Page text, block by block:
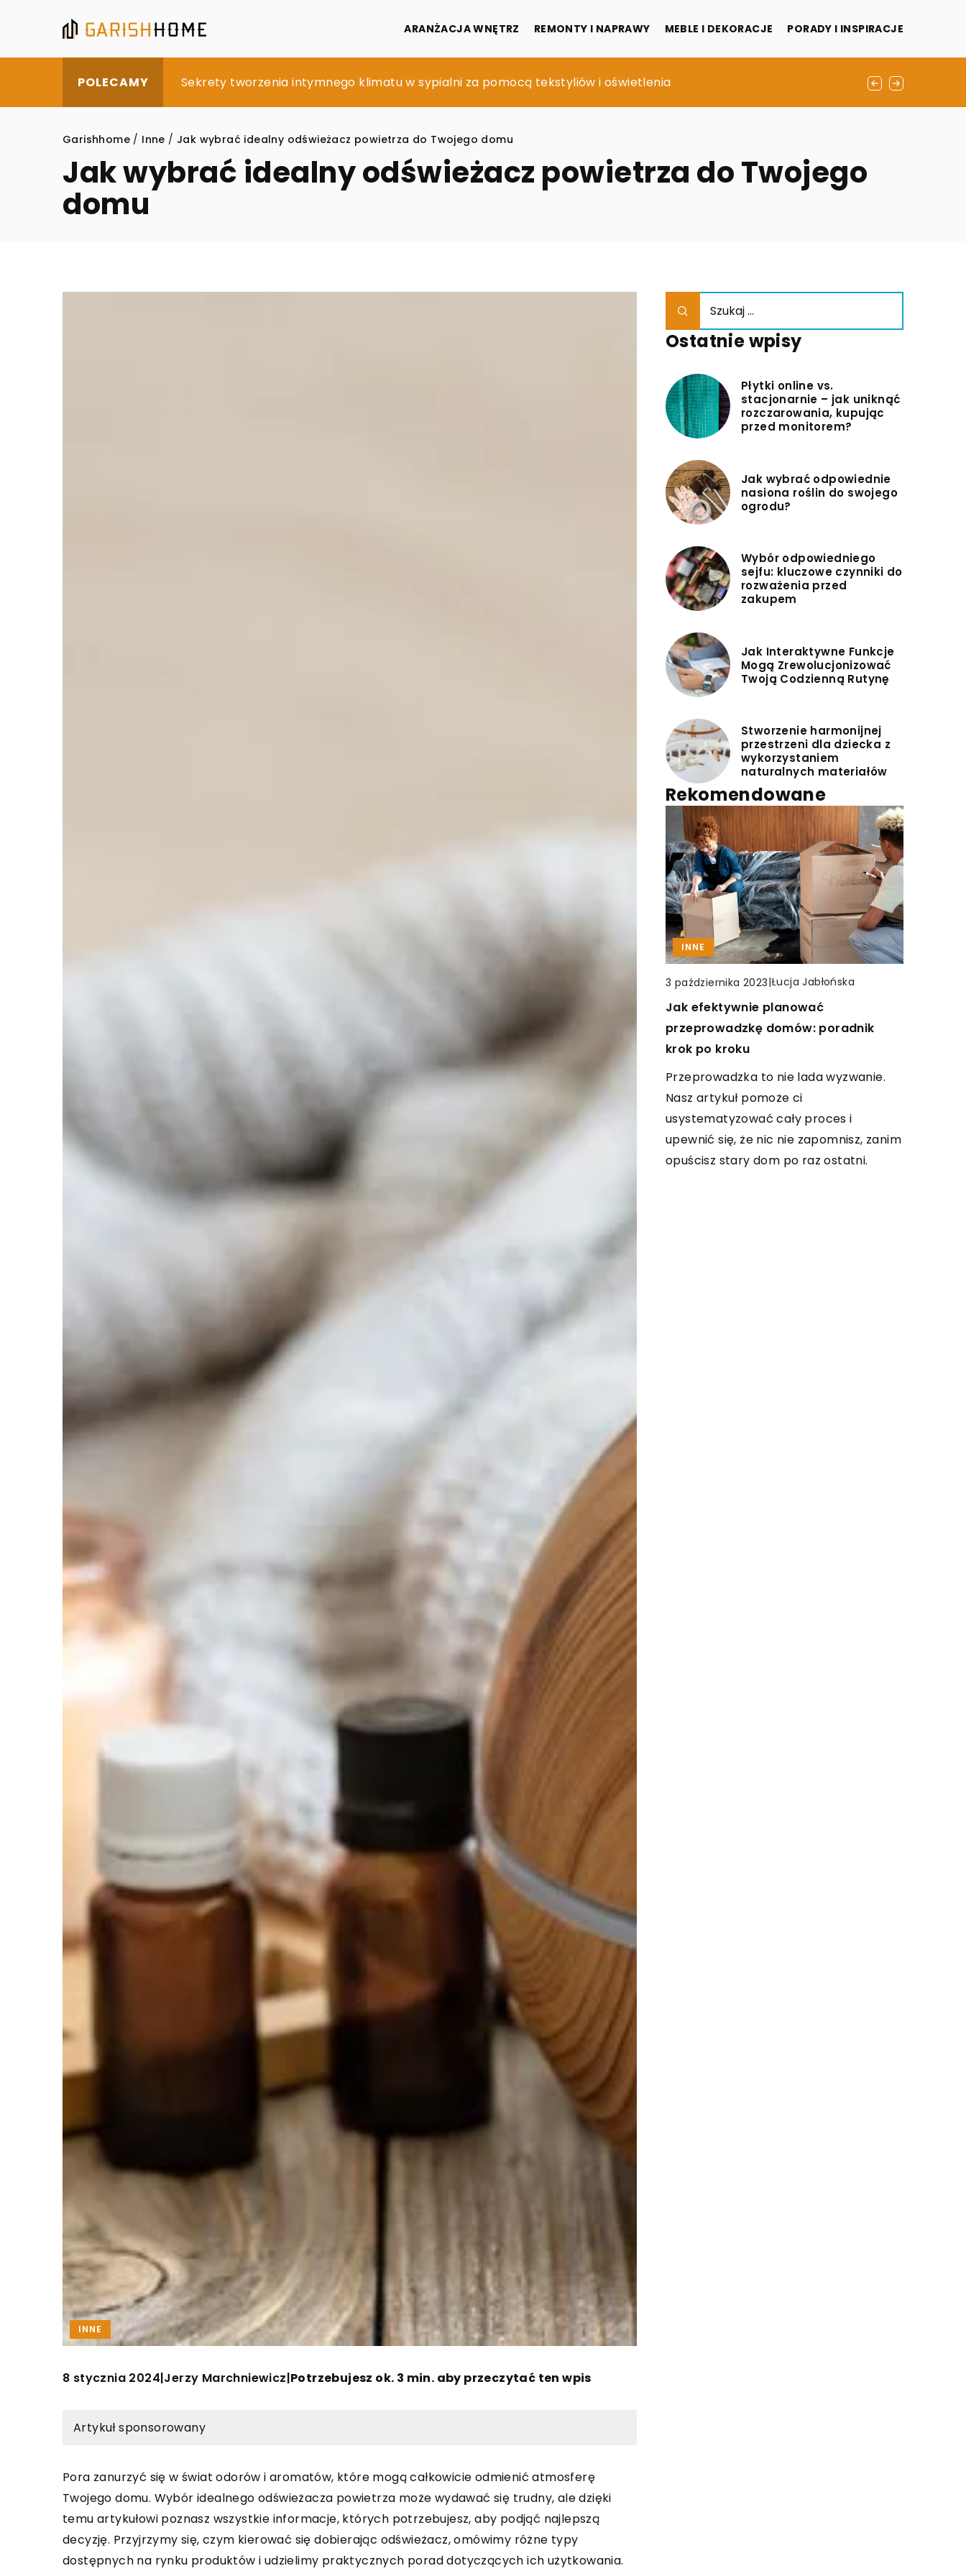
ARANŻACJA WNĘTRZ REMONTY I NAPRAWY MEBLE I DEKORACJE PORADY I INSPIRACJE
POLECAMY Tworzenie harmonijnej przestrzeni dla najmłodszych z wykorzystaniem naturalnych materiałów
Sekrety tworzenia intymnego klimatu w sypialni za pomocą tekstyliów i oświetlenia
Jak wybrać ergonomiczne meble dla zapewnienia maksymalnego komfortu w domu
Garishhome / Inne / Jak wybrać idealny odświeżacz powietrza do Twojego domu
Jak wybrać idealny odświeżacz powietrza do Twojego
domu
INNE
8 stycznia 2024|Jerzy Marchniewicz|Potrzebujesz ok. 3 min. aby przeczytać ten wpis
Artykuł sponsorowany
Pora zanurzyć się w świat odorów i aromatów, które mogą całkowicie odmienić atmosferę
Twojego domu. Wybór idealnego odświeżacza powietrza może wydawać się trudny, ale dzięki
temu artykułowi poznasz wszystkie informacje, których potrzebujesz, aby podjąć najlepszą
decyzję. Przyjrzymy się, czym kierować się dobierając odświeżacz, omówimy różne typy
dostępnych na rynku produktów i udzielimy praktycznych porad dotyczących ich użytkowania.
Ostatnie wpisy
Płytki online vs.
stacjonarnie – jak uniknąć
rozczarowania, kupując
przed monitorem?
Jak wybrać odpowiednie
nasiona roślin do swojego
ogrodu?
Wybór odpowiedniego
sejfu: kluczowe czynniki do
rozważenia przed
zakupem
Jak Interaktywne Funkcje
Mogą Zrewolucjonizować
Twoją Codzienną Rutynę
Stworzenie harmonijnej
przestrzeni dla dziecka z
wykorzystaniem
naturalnych materiałów
Rekomendowane
REMONTY I NAPRAWY
6 marca 2024 |Jadwiga Wiśniewska
Jak wybrać odpowiednie pompy do
odwadniania gruntów budowlanych?
Od przeglądu powszechnie
stosowanych pomp do odwadniania, po
wskazówki dotyczące wyboru
najbardziej odpowiednich dla twojego
projektu budowlanego. Dowiedz się
więcej o pompy do odwadniania
ARANŻACJA WNĘTRZ
SYPIALNIA I ŁAZIENKA
13 sierpnia 2025|Redaktor Blue Whale Press
Jak wybrać idealną baterię do
nowoczesnej łazienki?
Odkryj, jak dobrać funkcjonalną i
stylową baterię do Twojej nowoczesnej
łazienki. Sprawdź, na co zwrócić uwagę,
by zapewnić sobie i swojej rodzinie
komfort oraz oszczędność w
codziennym użytkowaniu.
INNE
3 października 2023|Łucja Jabłońska
Jak efektywnie planować
przeprowadzkę domów: poradnik
krok po kroku
Przeprowadzka to nie lada wyzwanie.
Nasz artykuł pomoże ci
usystematyzować cały proces i
upewnić się, że nic nie zapomnisz, zanim
opuścisz stary dom po raz ostatni.